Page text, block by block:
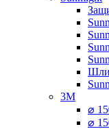
3M
⌀
⌀